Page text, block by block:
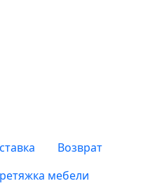
Возврат
мебели